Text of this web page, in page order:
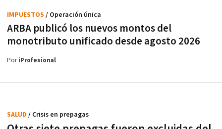
ARBA publicó los nuevos montos del
monotributo unificado desde agosto 2026
IMPUESTOS / Operación única
PoriProfesional
SALUD / Crisis en prepagas